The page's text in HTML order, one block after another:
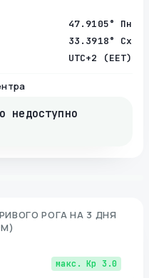
47.9105° Пн
33.3918° Сх
UTC+2 (EET)
недоступно
РОГА НА 3 ДНЯ
макс. Kp 3.0